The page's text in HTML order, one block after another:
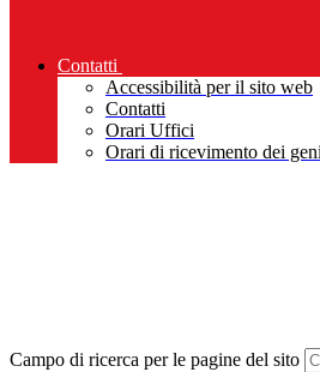
Contatti
Accessibilità per il sito web
Contatti
Orari Uffici
Orari di ricevimento dei
Campo di ricerca per le pagine del sito